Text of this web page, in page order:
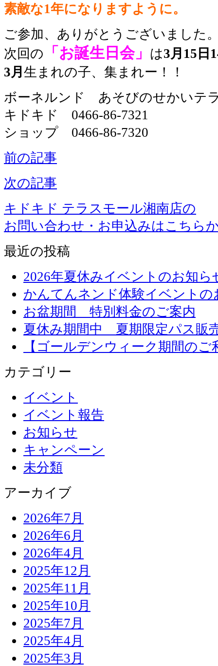
素敵な1年になりますように。
ご参加、ありがとうございました
次回の
「お誕生日会」 は3月15日
3月 生まれの子、集まれー！！
ボーネルンド あそびのせかいテ
キドキド 0466-86-7321
ショップ 0466-86-7320
前の記事
次の記事
キドキド テラスモール湘南店の
お問い合わせ・お申込みはこちら
最近の投稿
2026年夏休みイベントのお知
かんてんネンド体験イベント
お盆期間 特別料金のご案内
夏休み期間中 夏期限定パス販
【ゴールデンウィーク期間の
カテゴリー
イベント
イベント報告
お知らせ
キャンペーン
未分類
アーカイブ
2026年7月
2026年6月
2026年4月
2025年12月
2025年11月
2025年10月
2025年7月
2025年4月
2025年3月